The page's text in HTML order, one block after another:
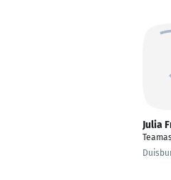
Julia